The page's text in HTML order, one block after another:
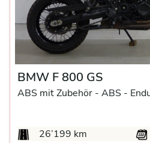
BMW F 800 GS
ABS mit Zubehör - ABS -
26’199 km